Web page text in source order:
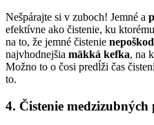
Nešpárajte si v zuboch! Jemné a
efektívne ako čistenie, ku
na to, že jemné čistenie
najvhodnejšia mäkká kefka, na
Možno to o čosi predĺži čas
to.
4. Čistenie medzizubných